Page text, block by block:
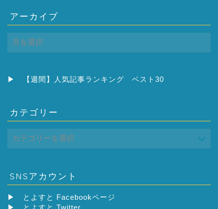
アーカイブ
ア
ー
ブ
▶ 【週間】人気記事ランキング ベスト30
カテゴリー
SNSアカウント
▶
とよすと Facebookページ